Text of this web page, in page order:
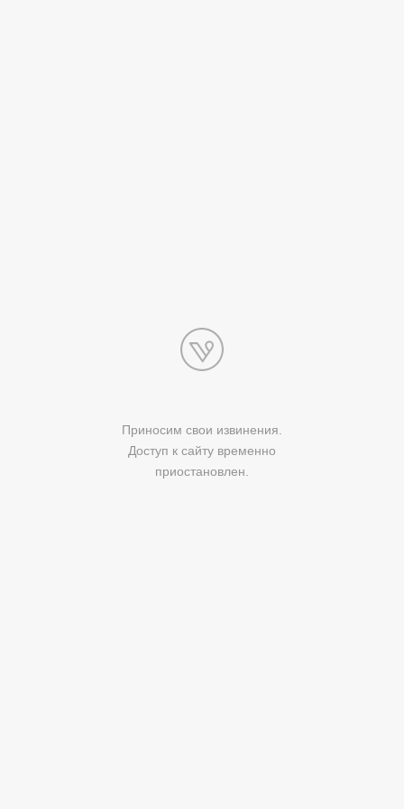
Приносим свои извинения.
Доступ к сайту временно
приостановлен.